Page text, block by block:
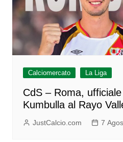
Calciomercato La Liga
CdS – Roma,
Kumbulla al Rayo
JustCalcio.com 7